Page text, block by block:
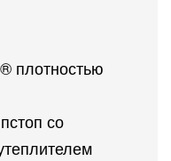
плотностью
со